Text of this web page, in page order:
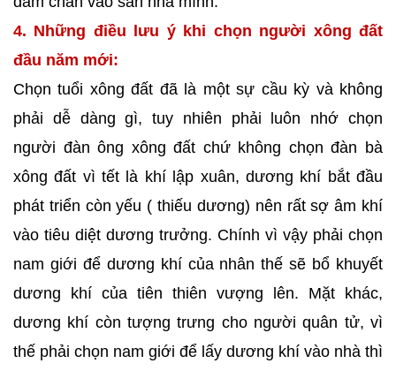
4. Những điều lưu ý khi chọn người xông đất
đầu năm mới:
Chọn tuổi xông đất đã là một sự cầu kỳ và không
phải dễ dàng gì, tuy nhiên phải luôn nhớ chọn
người đàn ông xông đất chứ không chọn đàn bà
xông đất vì tết là khí lập xuân, dương khí bắt đầu
phát triển còn yếu ( thiếu dương) nên rất sợ âm khí
vào tiêu diệt dương trưởng. Chính vì vậy phải chọn
nam giới để dương khí của nhân thế sẽ bổ khuyết
dương khí của tiên thiên vượng lên. Mặt khác,
dương khí còn tượng trưng cho người quân tử, vì
thế phải chọn nam giới để lấy dương khí vào nhà thì